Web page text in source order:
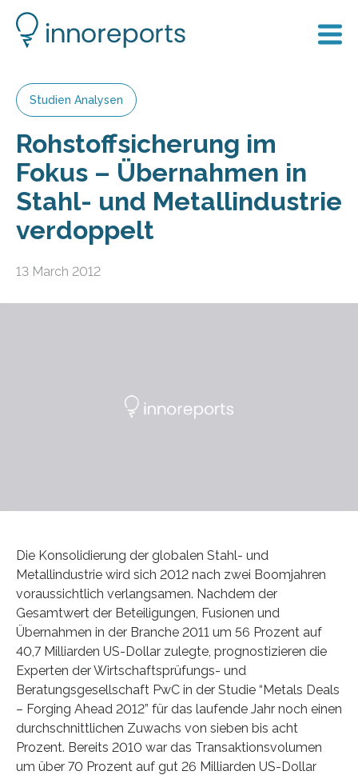
Studien Analysen
Rohstoffsicherung im
Fokus – Übernahmen in
Stahl- und Metallindustrie
verdoppelt
13 March 2012
Die Konsolidierung der globalen Stahl- und
Metallindustrie wird sich 2012 nach zwei Boomjahren
voraussichtlich verlangsamen. Nachdem der
Gesamtwert der Beteiligungen, Fusionen und
Übernahmen in der Branche 2011 um 56 Prozent auf
40,7 Milliarden US-Dollar zulegte, prognostizieren die
Experten der Wirtschaftsprüfungs- und
Beratungsgesellschaft PwC in der Studie “Metals Deals
– Forging Ahead 2012” für das laufende Jahr noch einen
durchschnittlichen Zuwachs von sieben bis acht
Prozent. Bereits 2010 war das Transaktionsvolumen
um über 70 Prozent auf gut 26 Milliarden US-Dollar